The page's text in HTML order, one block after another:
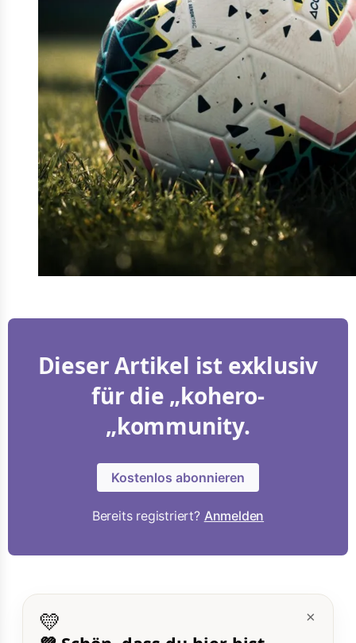
Dieser Artikel ist exklusiv
für die „kohero-
„kommunity.
Kostenlos abonnieren
Bereits registriert? Anmelden
×
💛